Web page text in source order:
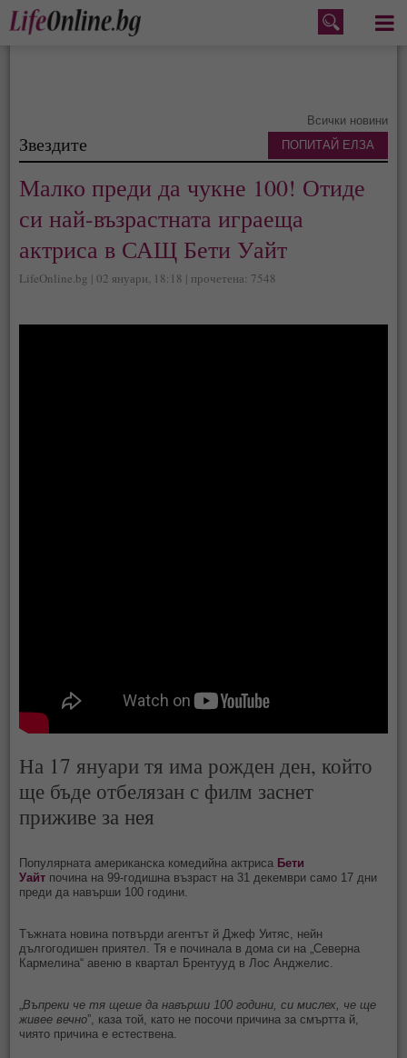
Меню
Всички новини
Звездите
Малко преди да чукне 100! Отиде
си най-възрастната играеща
актриса в САЩ Бети Уайт
LifeOnline.bg | 02 януари, 18:18 | прочетена: 7548
На 17 януари тя има рожден ден, който
ще бъде отбелязан с филм заснет
приживе за нея
Популярната американска комедийна актриса Бети
Уайт почина на 99-годишна възраст на 31 декември само 17 дни
преди да навърши 100 години.
Тъжната новина потвърди агентът й Джеф Уитяс, нейн
дългогодишен приятел. Тя е починала в дома си на „Северна
Кармелина“ авеню в квартал Брентууд в Лос Анджелис.
„Въпреки че тя щеше да навърши 100 години, си мислех, че ще
живее вечно”, каза той, като не посочи причина за смъртта й,
чиято причина е естествена.
ПОПИТАЙ ЕЛЗА